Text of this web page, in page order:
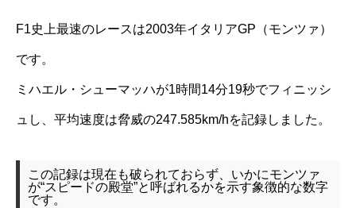
F1史上最速のレースは2003年イタリアGP（モンツァ）
です。
ミハエル・シューマッハが1時間14分19秒でフィニッシ
ュし、平均速度は脅威の247.585km/hを記録しました。
この記録は現在も破られておらず、いかにモンツァ
が“スピードの殿堂”と呼ばれるかを示す象徴的な数字
です。